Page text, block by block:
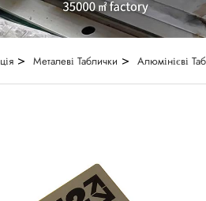
> Металеві Таблички > Алюмінієві